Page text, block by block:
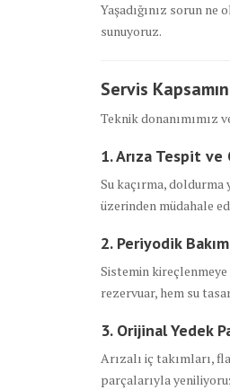
Yaşadığınız sorun
sunuyoruz.
Servis
Teknik donanımımız
1. Arıza Tespit ve
Su kaçırma,
üzerinden müdahale
2. Periyodik Bakım
Sistemin
rezervuar, hem su
3. Orijinal Yedek
Arızalı iç takımları,
parçalarıyla